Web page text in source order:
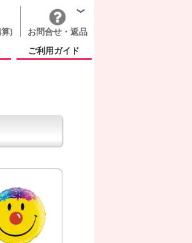
)
お問合せ・返品
ご利用ガイド